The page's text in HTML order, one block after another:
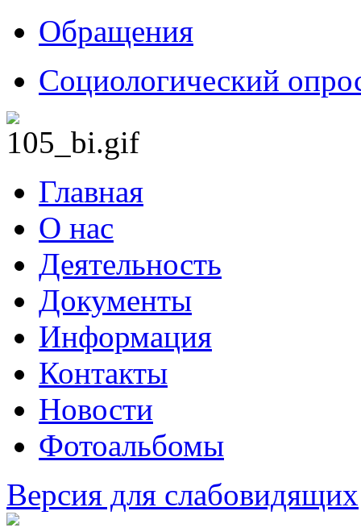
Обращения
Социологический
Главная
О нас
Деятельность
Документы
Информация
Контакты
Новости
Фотоальбомы
Версия для слабовидящих